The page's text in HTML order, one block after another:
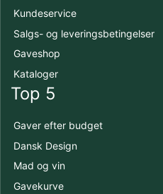
Kundeservice
Salgs- og leveringsbetingelser
Gaveshop
Kataloger
Top 5
Gaver efter budget
Dansk Design
Mad og vin
Gavekurve